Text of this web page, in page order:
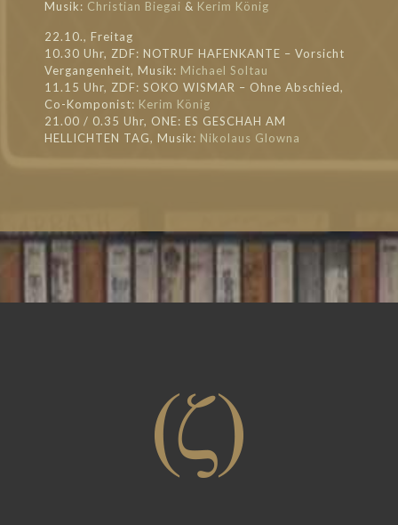
Musik: Christian Biegai & Kerim König
22.10., Freitag
10.30 Uhr, ZDF: NOTRUF HAFENKANTE – Vorsicht
Vergangenheit, Musik: Michael Soltau
11.15 Uhr, ZDF: SOKO WISMAR – Ohne Abschied,
Co-Komponist: Kerim König
21.00 / 0.35 Uhr, ONE: ES GESCHAH AM
HELLICHTEN TAG, Musik: Nikolaus Glowna